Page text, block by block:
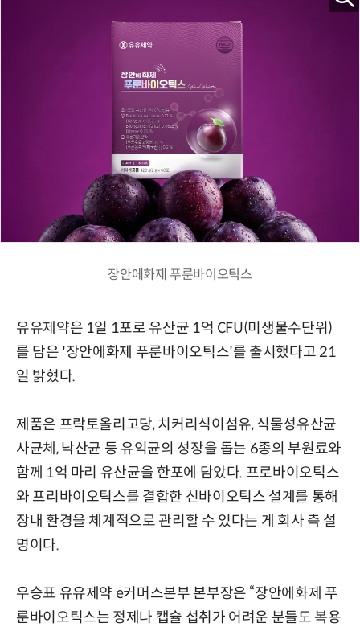
장안에화제 푸룬바이오틱스
유유제약은 1일 1포로 유산균 1억 CFU(미생물수단위)
를 담은 '장안에화제 푸룬바이오틱스'를 출시했다고 21
일 밝혔다.
제품은 프락토올리고당, 치커리식이섬유, 식물성유산균
사균체, 낙산균 등 유익균의 성장을 돕는 6종의 부원료와
함께 1억 마리 유산균을 한포에 담았다. 프로바이오틱스
와 프리바이오틱스를 결합한 신바이오틱스 설계를 통해
장내 환경을 체계적으로 관리할 수 있다는 게 회사 측 설
명이다.
우승표 유유제약 e커머스본부 본부장은 “장안에화제 푸
룬바이오틱스는 정제나 캡슐 섭취가 어려운 분들도 복용